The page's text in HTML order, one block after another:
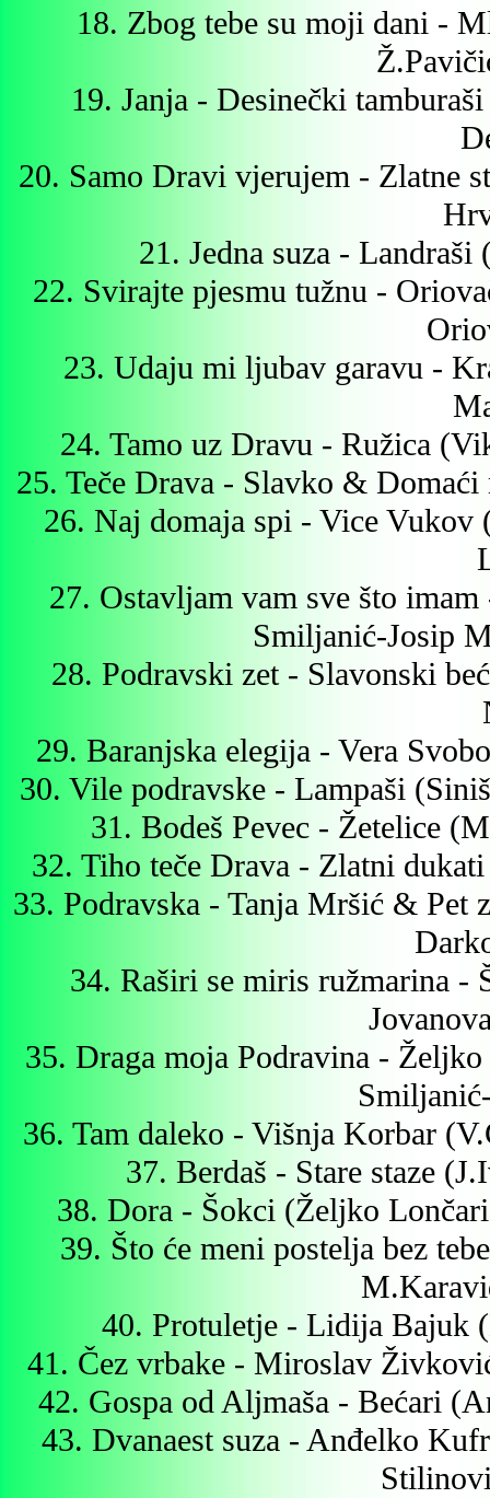
18. Zbog tebe su moji dani -
19. Janja - Desinečki
20. Samo Dravi vjerujem - Zlatne
21. Jedna suza -
22. Svirajte pjesmu tužnu -
23. Udaju mi ljubav garavu -
24. Tamo uz Dravu - Ružica
25. Teče Drava - Slavko &
26. Naj domaja spi - Vice
27. Ostavljam vam sve što
Smiljanić-Josip
28. Podravski zet - Slavonski
29. Baranjska elegija - Vera
30. Vile podravske - Lampaši
31. Bodeš Pevec - Žetelice
32. Tiho teče Drava - Zlatni
33. Podravska - Tanja Mršić &
34. Raširi se miris ružmarina -
35. Draga moja Podravina -
36. Tam daleko - Višnja Korbar
37. Berdaš - Stare staze
38. Dora - Šokci (Željko
39. Što će meni postelja bez
40. Protuletje - Lidija Bajuk
41. Čez vrbake - Miroslav
42. Gospa od Aljmaša - Bećari
43. Dvanaest suza - Anđelko